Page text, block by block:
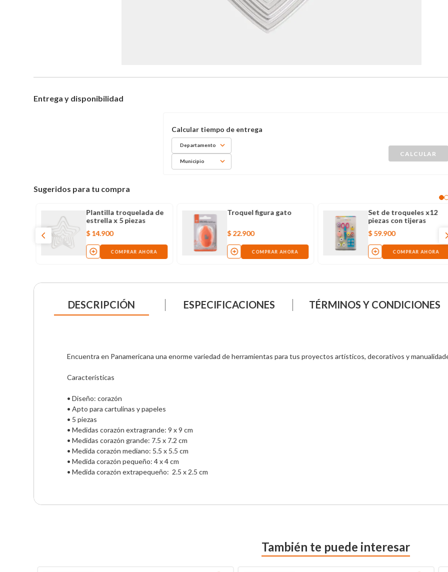
Entrega y disponibilidad
Departamento
Municipio
Sugeridos para tu compra
Plantilla troquelada de
estrella x 5 piezas
$ 14.900
COMPRAR AHORA
Troquel figura gato
$ 22.900
COMPRAR AHORA
Set de troqueles x12
piezas con tijeras
$ 59.900
COMPRAR AHORA
DESCRIPCIÓN ESPECIFICACIONES TÉRMINOS Y CONDICIONES
Encuentra en Panamericana una enorme variedad de herramientas para tus proyectos artísticos, decorativos y
Características
• Diseño: corazón
• Apto para cartulinas y papeles
• 5 piezas
• Medidas corazón extragrande: 9 x 9 cm
• Medidas corazón grande: 7.5 x 7.2 cm
• Medida corazón mediano: 5.5 x 5.5 cm
• Medida corazón pequeño: 4 x 4 cm
• Medida corazón extrapequeño:  2.5 x 2.5 cm
También te puede interesar